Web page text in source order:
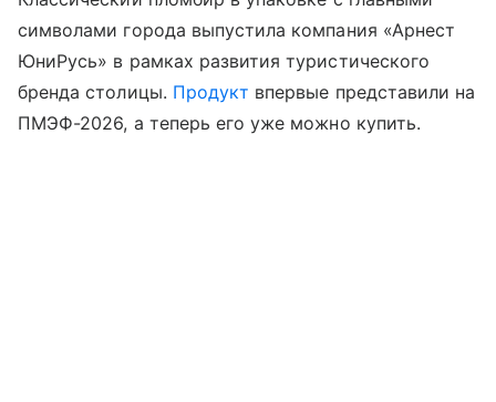
символами города выпустила компания «Арнест
ЮниРусь» в рамках развития туристического
бренда столицы. Продукт впервые представили на
ПМЭФ-2026, а теперь его уже можно купить.